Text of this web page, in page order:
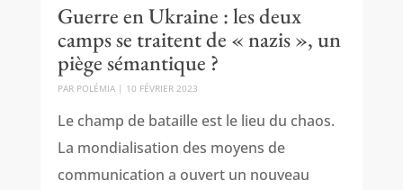
Guerre en Ukraine : les deux
camps se traitent de « nazis », un
piège sémantique ?
PAR POLÉMIA| 10 FÉVRIER 2023
Le champ de bataille est le lieu du chaos.
La mondialisation des moyens de
communication a ouvert un nouveau